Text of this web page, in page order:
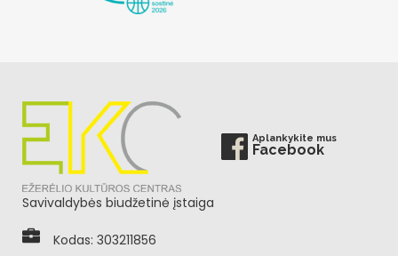
Aplankykite mus
Facebook
Savivaldybės biudžetinė įstaiga
Kodas: 303211856